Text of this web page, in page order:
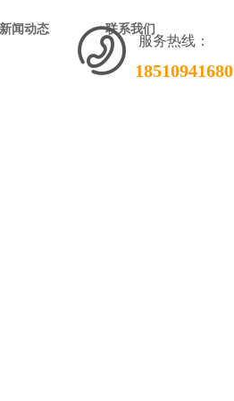
服务热线：
18510941680
新闻动态 联系我们